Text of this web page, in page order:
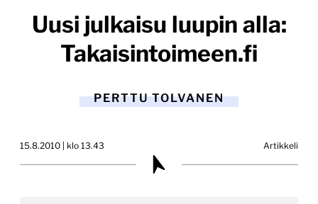
Uusi julkaisu luupin alla:
Takaisintoimeen.fi
PERTTU TOLVANEN
15.8.2010 | klo 13.43 Artikkeli